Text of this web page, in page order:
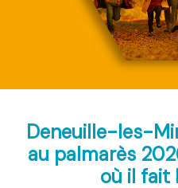
Deneuille-les-
au palmarès
où il fait